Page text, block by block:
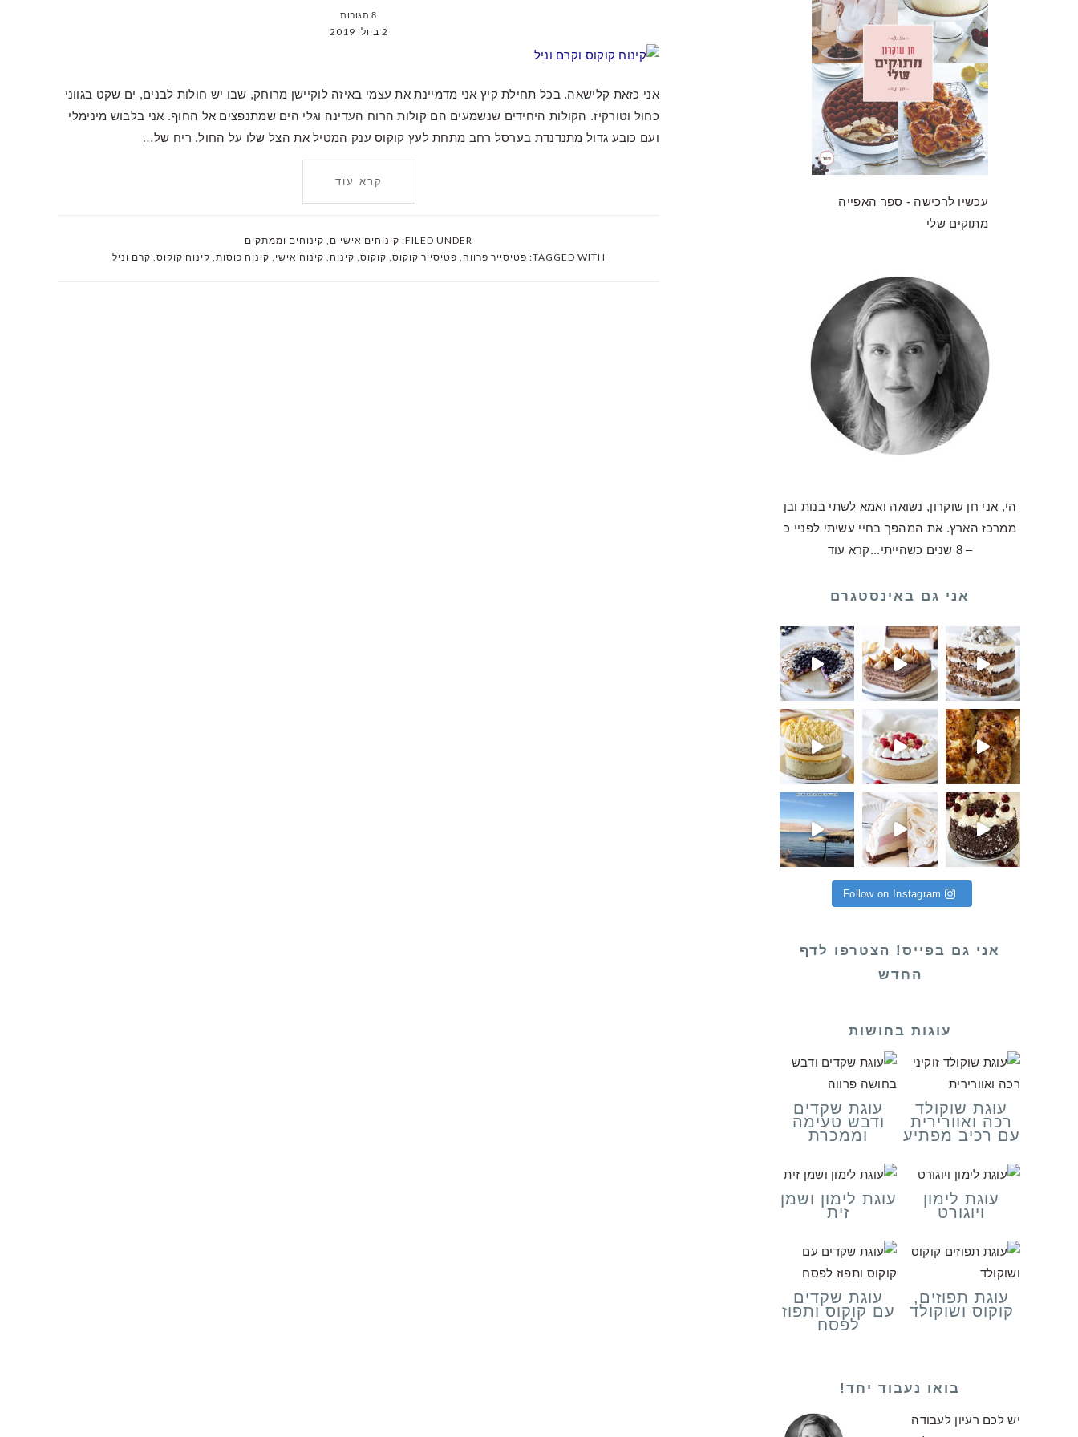
8 תגובות
2 ביולי 2019
אני כזאת קלישאה. בכל תחילת קיץ אני מדמיינת את עצמי באיזה לוקיישן מרוחק, שבו יש חולות לבנים, ים שקט בגווני
כחול וטורקיז. הקולות היחידים שנשמעים הם קולות הרוח העדינה וגלי הים שמתנפצים אל החוף. אני בלבוש מינימלי
ועם כובע גדול מתנדנדת בערסל רחב מתחת לעץ קוקוס ענק המטיל את הצל שלו על החול. ריח של…
קרא עוד
FILED UNDER: קינוחים אישיים , קינוחים וממתקים
TAGGED WITH: פטיסייר פרווה, פטיסייר קוקוס, קוקוס, קינוח , קינוח אישי , קינוח כוסות, קינוח קוקוס, קרם וניל
עכשיו לרכישה - ספר האפייה
מתוקים שלי
הי, אני חן שוקרון, נשואה ואמא לשתי בנות ובן
ממרכז הארץ. את המהפך בחיי עשיתי לפניי כ
– 8 שנים כשהייתי...
קרא עוד
אני גם באינסטגרם
על עוגת ביסקוויטים כע
יצאה מויטרינה אבל היא
בשבילכם 💛 ואני לא מתביישת להגיד שהעו
לילידי יוני! והחודש הע
שלי לקראת שחרור (סוף סוף אחרי שירות
Follow on Instagram
אני גם בפייס! הצטרפו לדף
החדש
עוגות בחושות
עוגת שקדים
ודבש טעימה
וממכרת
עוגת שוקולד
רכה ואוורירית
עם רכיב מפתיע
עוגת לימון ושמן
זית
עוגת לימון
ויוגורט
עוגת שקדים
עם קוקוס ותפוז
לפסח
עוגת תפוזים,
קוקוס ושוקולד
בואו נעבוד יחד!
יש לכם רעיון לעבודה